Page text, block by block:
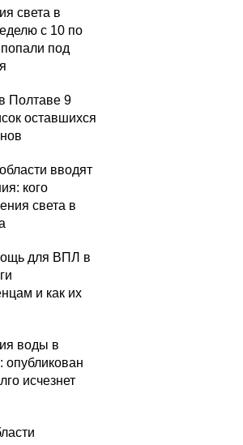
света в
с 10 по
попали под
Полтаве 9
оставшихся
вводят
кого
света в
для ВПЛ в
и как их
воды в
опубликован
исчезнет